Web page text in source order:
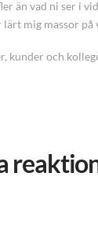
än vad ni ser i
mig massor på
kunder och